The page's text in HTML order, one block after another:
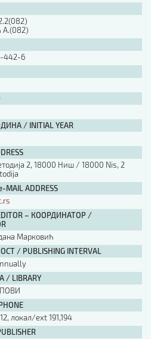
А.(082)
442-6
/ INITIAL YEAR
2, 18000 Ниш / 18000 Nis, 2
ADDRESS
– КООРДИНАТОР /
Марковић
/ PUBLISHING INTERVAL
LIBRARY
локал/ext 191,194